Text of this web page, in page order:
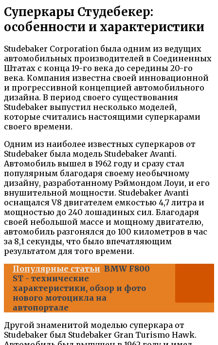
Суперкары Студебекер:
особенности и характеристики
Studebaker Corporation была одним из ведущих
автомобильных производителей в Соединенных
Штатах с конца 19-го века до середины 20-го
века. Компания известна своей инновационной
и прогрессивной концепцией автомобильного
дизайна. В период своего существования
Studebaker выпустил несколько моделей,
которые считались настоящими суперкарами
своего времени.
Одним из наиболее известных суперкаров от
Studebaker была модель Studebaker Avanti.
Автомобиль вышел в 1962 году и сразу стал
популярным благодаря своему необычному
дизайну, разработанному Рэймондом Лоуи, и его
внушительной мощности. Studebaker Avanti
оснащался V8 двигателем емкостью 4,7 литра и
мощностью до 240 лошадиных сил. Благодаря
своей небольшой массе и мощному двигателю,
автомобиль разгонялся до 100 километров в час
за 8,1 секунды, что было впечатляющим
результатом для того времени.
Популярные статьи BMW F800
ST - технические
характеристики, обзор и фото
нового мотоцикла на
автопортале
Другой знаменитой моделью суперкара от
Studebaker был Studebaker Gran Turismo Hawk.